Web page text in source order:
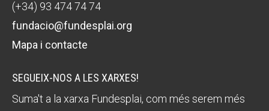
(+34) 93 474 74 74
fundacio@fundesplai.org
Mapa i contacte
SEGUEIX-NOS A LES XARXES!
Suma't a la xarxa Fundesplai, com més serem més